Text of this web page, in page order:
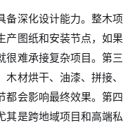
备深化设计能力。整木
产图纸和安装节点，如
很难承接复杂项目。第
木材烘干、油漆、拼接
都会影响最终效果。第
其是跨地域项目和高端私